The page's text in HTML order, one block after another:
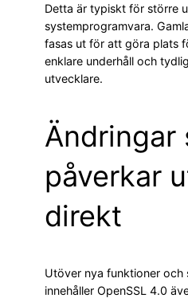
Detta är typiskt för större
systemprogramvara.
fasas ut för att göra plats
enklare underhåll och
utvecklare.
Ändringar
påverkar
direkt
Utöver nya funktioner och
innehåller OpenSSL 4.0